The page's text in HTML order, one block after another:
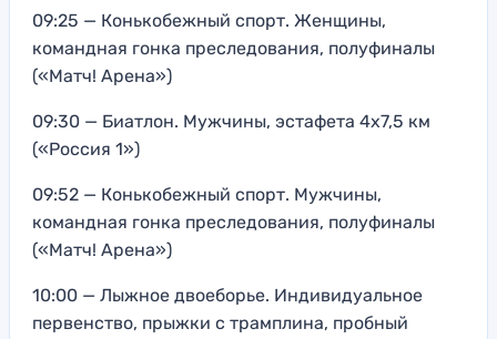
09:25 — Конькобежный спорт. Женщины,
командная гонка преследования, полуфиналы
(«Матч! Арена»)
09:30 — Биатлон. Мужчины, эстафета 4х7,5 км
(«Россия 1»)
09:52 — Конькобежный спорт. Мужчины,
командная гонка преследования, полуфиналы
(«Матч! Арена»)
10:00 — Лыжное двоеборье. Индивидуальное
первенство, прыжки с трамплина, пробный